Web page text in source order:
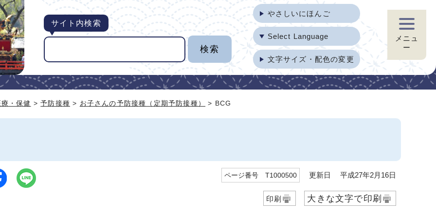
サイト内検索
やさしいにほんご
Select Language
文字サイズ・配色の変更
メニュ
ー
・保健 >予防接種 > お子さんの予防接種（定期予防接種） > BCG
ページ番号 T1000500 更新日 平成27年2月16日
印刷 大きな文字で印刷